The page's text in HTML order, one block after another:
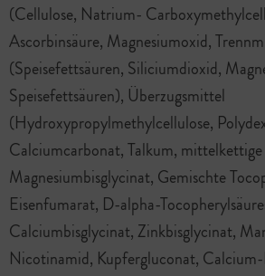
(Cellulose, Natrium-
Ascorbinsäure, Magnesiumoxid,
(Speisefettsäuren, Siliciumdioxid,
Speisefettsäuren), Überzugsmittel
(Hydroxypropylmethylcellulose,
Calciumcarbonat, Talkum,
Magnesiumbisglycinat, Gemischte
Eisenfumarat, D-alpha-
Calciumbisglycinat, Zinkbisglycinat,
Nicotinamid, Kupfergluconat,